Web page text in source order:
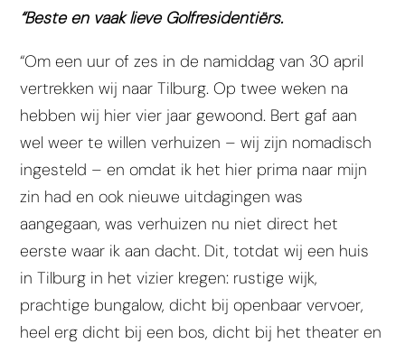
“Beste en vaak lieve Golfresidentiërs.
“Om een uur of zes in de namiddag van 30 april
vertrekken wij naar Tilburg. Op twee weken na
hebben wij hier vier jaar gewoond. Bert gaf aan
wel weer te willen verhuizen – wij zijn nomadisch
ingesteld – en omdat ik het hier prima naar mijn
zin had en ook nieuwe uitdagingen was
aangegaan, was verhuizen nu niet direct het
eerste waar ik aan dacht. Dit, totdat wij een huis
in Tilburg in het vizier kregen: rustige wijk,
prachtige bungalow, dicht bij openbaar vervoer,
heel erg dicht bij een bos, dicht bij het theater en